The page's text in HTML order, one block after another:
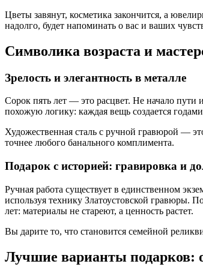
Цветы завянут, косметика закончится, а
надолго, будет напоминать о вас и ваших
Символика возраста и
Зрелость и элегантность в металле
Сорок пять лет — это расцвет. Не начало пути
похожую логику: каждая вещь создается
Художественная сталь с ручной гравюрой —
точнее любого банального комплимента.
Подарок с историей: гравировка и
Ручная работа существует в единственном
используя технику Златоустовской гравюры.
лет: материалы не стареют, а ценность растет.
Вы дарите то, что становится семейной
Лучшие варианты подарков: